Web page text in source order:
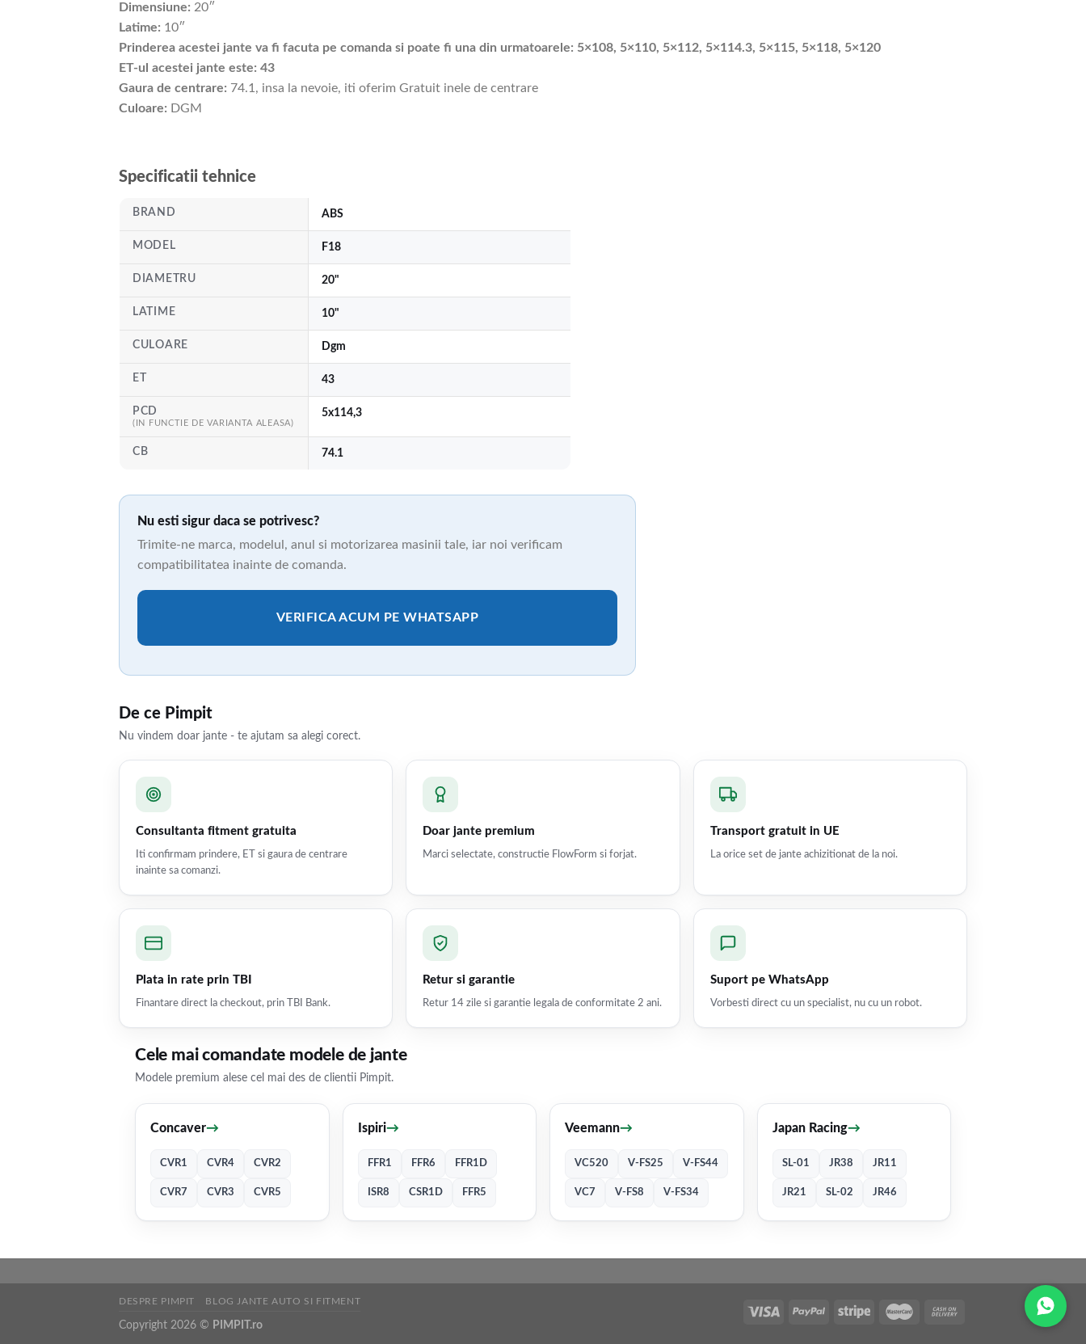
Dimensiune: 20″
Latime: 10″
Prinderea acestei jante va fi facuta pe comanda si poate fi una din urmatoarele: 5×108, 5×110, 5×112, 5×114.3, 5×115, 5×118, 5×120
ET-ul acestei jante este: 43
Gaura de centrare: 74.1, insa la nevoie, iti oferim Gratuit inele de centrare
Culoare: DGM
Specificatii tehnice
BRAND ABS
MODEL F18
DIAMETRU 20"
LATIME 10"
CULOARE Dgm
ET 43
PCD
(IN FUNCTIE DE VARIANTA ALEASA)
5x114,3
CB 74.1
Nu esti sigur daca se potrivesc?
Trimite-ne marca, modelul, anul si motorizarea masinii tale, iar noi verificam
compatibilitatea inainte de comanda.
VERIFICA ACUM PE WHATSAPP
De ce Pimpit
Nu vindem doar jante - te ajutam sa alegi corect.
Consultanta fitment gratuita
Iti confirmam prindere, ET si gaura de centrare
inainte sa comanzi.
Doar jante premium
Marci selectate, constructie FlowForm si forjat.
Transport gratuit in UE
La orice set de jante achizitionat de la noi.
Plata in rate prin TBI
Finantare direct la checkout, prin TBI Bank.
Retur si garantie
Retur 14 zile si garantie legala de conformitate 2 ani.
Suport pe WhatsApp
Vorbesti direct cu un specialist, nu cu un robot.
Cele mai comandate modele de jante
Modele premium alese cel mai des de clientii Pimpit.
Concaver→
CVR1 CVR4 CVR2
CVR7 CVR3 CVR5
Ispiri→
FFR1 FFR6 FFR1D
ISR8 CSR1D FFR5
Veemann→
VC520 V-FS25 V-FS44
VC7 V-FS8 V-FS34
Japan Racing→
SL-01 JR38 JR11
JR21 SL-02 JR46
DESPRE PIMPIT BLOG JANTE AUTO SI FITMENT
Copyright 2026 © PIMPIT.ro